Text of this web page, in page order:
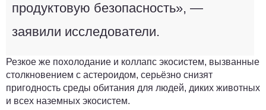
продуктовую безопасность», —
заявили исследователи.
Резкое же похолодание и коллапс экосистем, вызванные
столкновением с астероидом, серьёзно снизят
пригодность среды обитания для людей, диких животных
и всех наземных экосистем.